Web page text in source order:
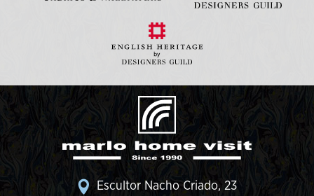
Escultor Nacho Criado, 23